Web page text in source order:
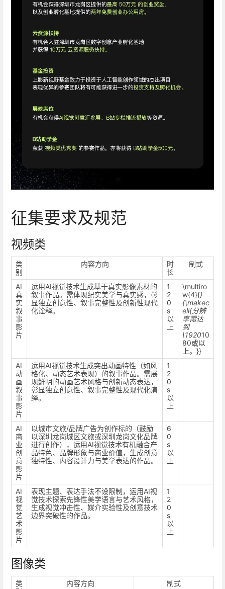
征集要求及规范
视频类
类
别
内容方向
时
长
制式
AI
真
实
叙
事
影
片
运用AI视觉技术生成基于真实影像素材的
叙事作品。需体现纪实美学与真实感，彰
显独立创意性、叙事完整性及创新性现代
化诠释。
1
2
0
s
以
上
\multiro
w{4}{}
{\makec
ell{分辨
率需达
到
\192010
80或以
上。}}
AI
动
画
叙
事
影
片
运用AI视觉技术生成突出动画特性（如风
格化、动态艺术表现）的叙事作品。需展
现鲜明的动画艺术风格与创新动态表达，
彰显独立创意性、叙事完整性及现代化演
绎。
1
2
0
s
以
上
AI
商
业
创
意
影
片
以城市文旅/品牌广告为创作标的（鼓励
以深圳龙岗城区文旅或深圳龙岗文化品牌
进行创作），运用AI视觉技术有机融合产
品特色、品牌形象与商业价值，生成创意
独特性、内容设计力与美学表达的作品。
6
0
s
以
上
AI
视
觉
艺
术
影
片
表现主题、表达手法不设限制，运用AI视
觉技术探索先锋性美学语言与艺术风格，
生成视觉冲击性、媒介实验性及创意技术
边界突破性的作品。
1
2
0
s
以
上
图像类
类
内容方向 制式